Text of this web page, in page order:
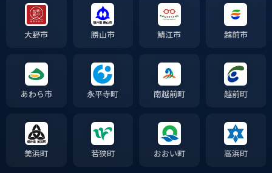
大野市 勝山市 鯖江市 越前市
あわら市 永平寺町 南越前町 越前町
美浜町 若狭町 おおい町 高浜町